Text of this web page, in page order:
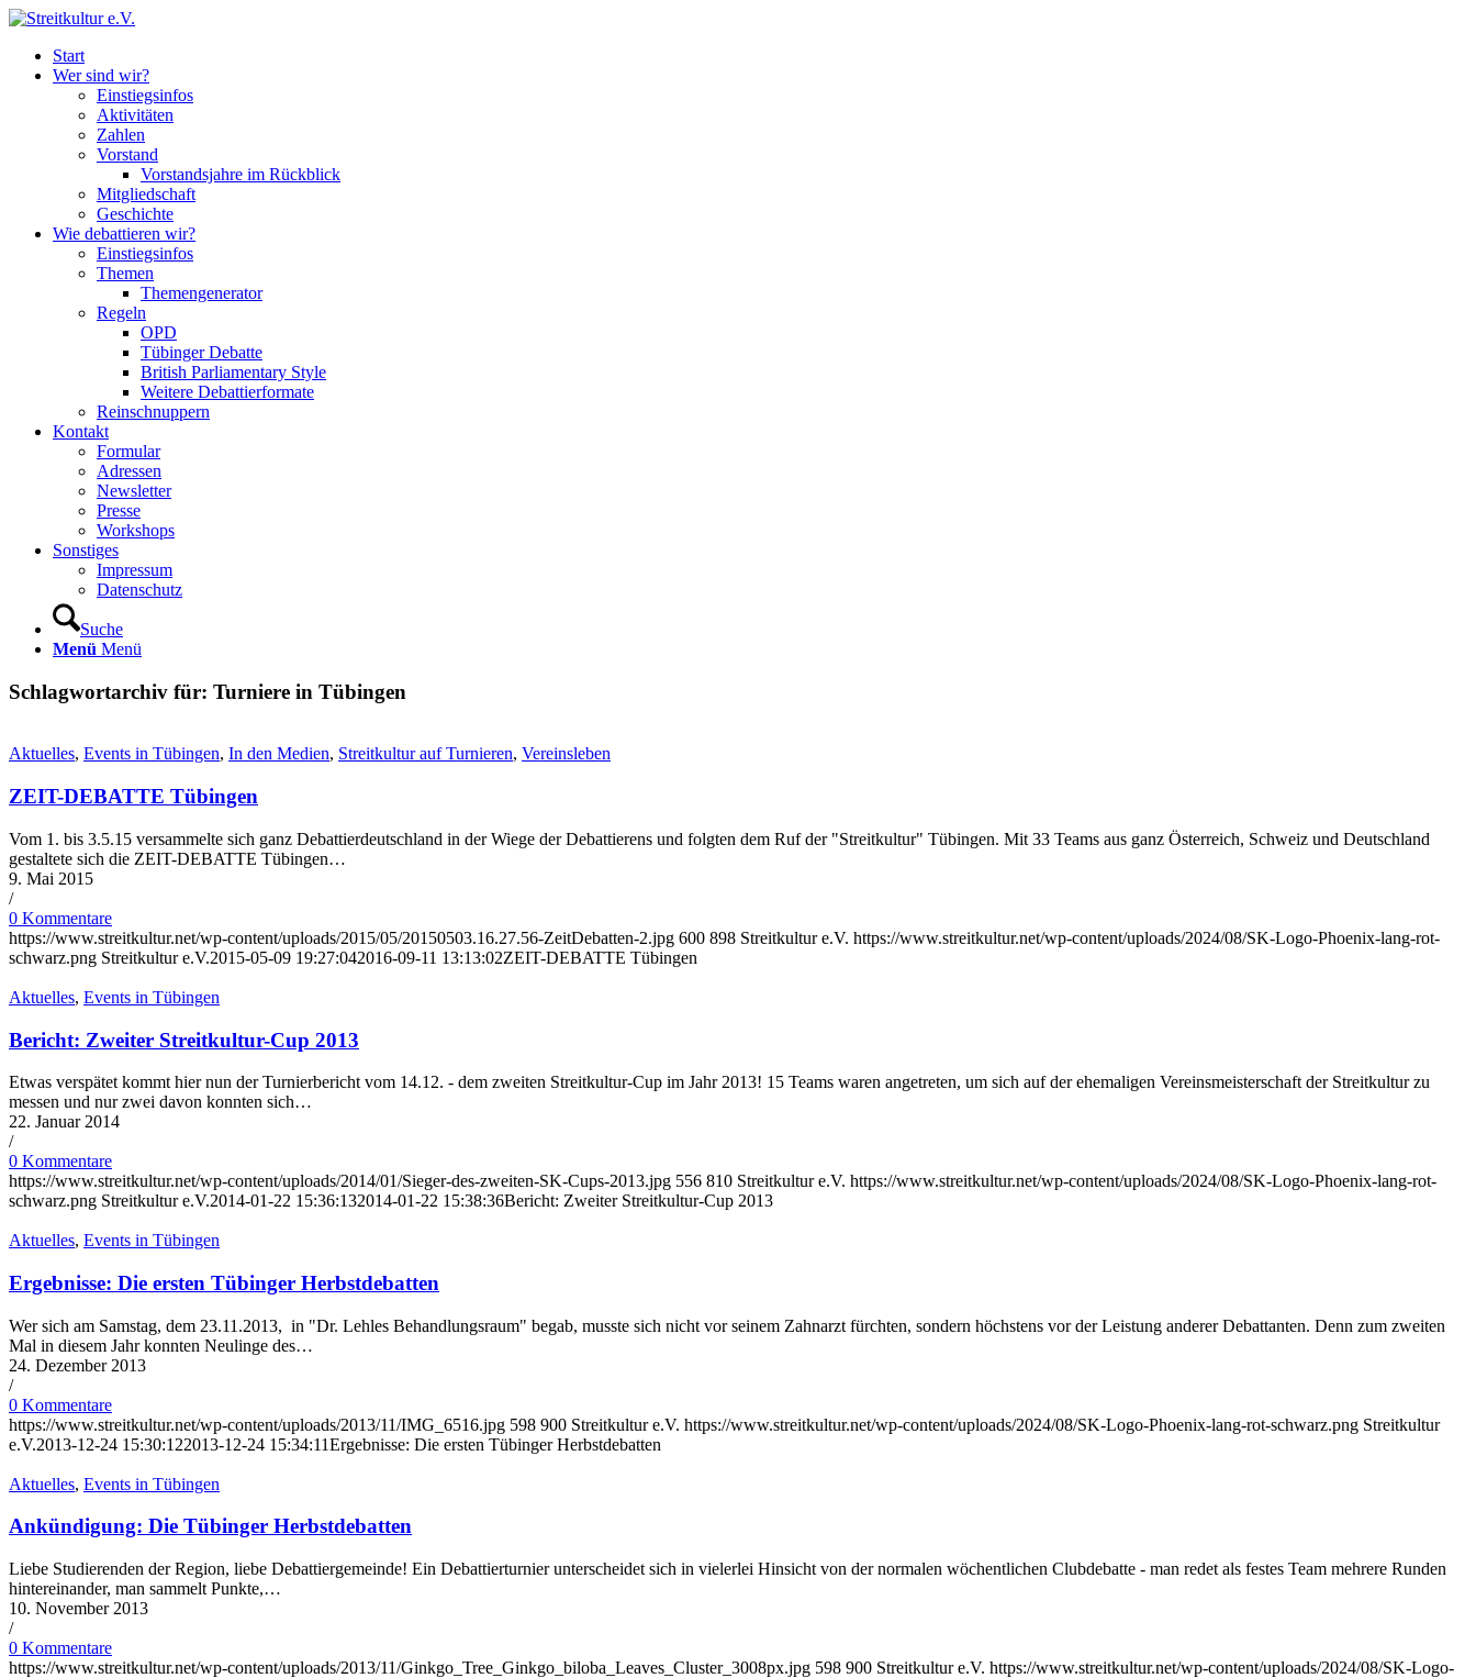
Start
Wer sind wir?
Einstiegsinfos
Aktivitäten
Zahlen
Vorstand
Vorstandsjahre im Rückblick
Mitgliedschaft
Geschichte
Wie debattieren wir?
Einstiegsinfos
Themen
Themengenerator
Regeln
OPD
Tübinger Debatte
British Parliamentary Style
Weitere Debattierformate
Reinschnuppern
Kontakt
Formular
Adressen
Newsletter
Presse
Workshops
Sonstiges
Impressum
Datenschutz
Suche
Menü Menü
Schlagwortarchiv für: Turniere in Tübingen
Aktuelles, Events in Tübingen, In den Medien, Streitkultur auf Turnieren, Vereinsleben
ZEIT-DEBATTE Tübingen
Vom 1. bis 3.5.15 versammelte sich ganz Debattierdeutschland in der Wiege der Debattierens und folgten dem Ruf der "Streitkultur" Tübingen. Mit 33 Teams aus ganz Österreich, Schweiz und Deutschland
gestaltete sich die ZEIT-DEBATTE Tübingen…
9. Mai 2015
/
0 Kommentare
https://www.streitkultur.net/wp-content/uploads/2015/05/20150503.16.27.56-ZeitDebatten-2.jpg 600 898 Streitkultur e.V. https://www.streitkultur.net/wp-content/uploads/2024/08/SK-Logo-Phoenix-lang-rot-
schwarz.png Streitkultur e.V.2015-05-09 19:27:042016-09-11 13:13:02ZEIT-DEBATTE Tübingen
Aktuelles, Events in Tübingen
Bericht: Zweiter Streitkultur-Cup 2013
Etwas verspätet kommt hier nun der Turnierbericht vom 14.12. - dem zweiten Streitkultur-Cup im Jahr 2013! 15 Teams waren angetreten, um sich auf der ehemaligen Vereinsmeisterschaft der Streitkultur zu
messen und nur zwei davon konnten sich…
22. Januar 2014
/
0 Kommentare
https://www.streitkultur.net/wp-content/uploads/2014/01/Sieger-des-zweiten-SK-Cups-2013.jpg 556 810 Streitkultur e.V. https://www.streitkultur.net/wp-content/uploads/2024/08/SK-Logo-Phoenix-lang-rot-
schwarz.png Streitkultur e.V.2014-01-22 15:36:132014-01-22 15:38:36Bericht: Zweiter Streitkultur-Cup 2013
Aktuelles, Events in Tübingen
Ergebnisse: Die ersten Tübinger Herbstdebatten
Wer sich am Samstag, dem 23.11.2013, in "Dr. Lehles Behandlungsraum" begab, musste sich nicht vor seinem Zahnarzt fürchten, sondern höchstens vor der Leistung anderer Debattanten. Denn zum zweiten
Mal in diesem Jahr konnten Neulinge des…
24. Dezember 2013
/
0 Kommentare
https://www.streitkultur.net/wp-content/uploads/2013/11/IMG_6516.jpg 598 900 Streitkultur e.V. https://www.streitkultur.net/wp-content/uploads/2024/08/SK-Logo-Phoenix-lang-rot-schwarz.png Streitkultur
e.V.2013-12-24 15:30:122013-12-24 15:34:11Ergebnisse: Die ersten Tübinger Herbstdebatten
Aktuelles, Events in Tübingen
Ankündigung: Die Tübinger Herbstdebatten
Liebe Studierenden der Region, liebe Debattiergemeinde! Ein Debattierturnier unterscheidet sich in vielerlei Hinsicht von der normalen wöchentlichen Clubdebatte - man redet als festes Team mehrere Runden
hintereinander, man sammelt Punkte,…
10. November 2013
/
0 Kommentare
https://www.streitkultur.net/wp-content/uploads/2013/11/Ginkgo_Tree_Ginkgo_biloba_Leaves_Cluster_3008px.jpg 598 900 Streitkultur e.V. https://www.streitkultur.net/wp-content/uploads/2024/08/SK-Logo-